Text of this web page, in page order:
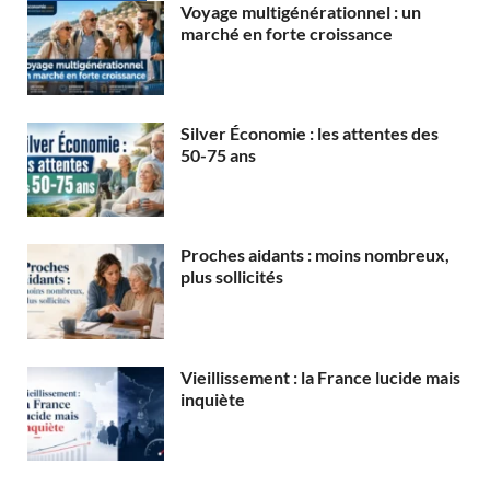
Voyage multigénérationnel : un
marché en forte croissance
Silver Économie : les attentes des
50-75 ans
Proches aidants : moins nombreux,
plus sollicités
Vieillissement : la France lucide mais
inquiète